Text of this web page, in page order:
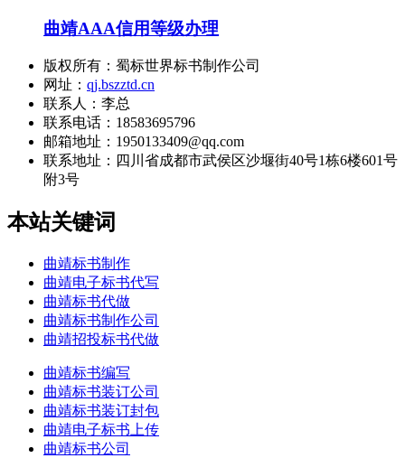
曲靖AAA信用等级办理
版权所有：蜀标世界标书制作公司
网址： qj.bszztd.cn
联系人：李总
联系电话：18583695796
邮箱地址：1950133409@qq.com
联系地址： 四川省成都市武侯区沙堰街40号1栋6楼601号
附3号
本站关键词
曲靖标书制作
曲靖电子标书代写
曲靖标书代做
曲靖标书制作公司
曲靖招投标书代做
曲靖标书编写
曲靖标书装订公司
曲靖标书装订封包
曲靖电子标书上传
曲靖标书公司